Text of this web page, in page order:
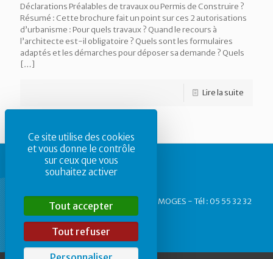
Déclarations Préalables de travaux ou Permis de Construire ?
Résumé : Cette brochure fait un point sur ces 2 autorisations
d’urbanisme : Pour quels travaux ? Quand le recours à
l’architecte est-il obligatoire ? Quels sont les formulaires
adaptés et les démarches pour déposer sa demande ? Quels
[…]
Lire la suite
CAUE87 - 1, rue des Allois - 87 000 LIMOGES - Tél : 05 55 32 32
40
Ce site utilise des cookies
et vous donne le contrôle
sur ceux que vous
souhaitez activer
Tout accepter
Tout refuser